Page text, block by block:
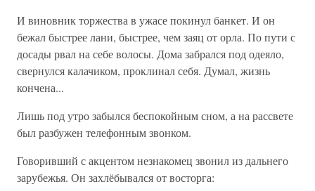
И виновник торжества в ужасе покинул банкет. И он
бежал быстрее лани, быстрее, чем заяц от орла. По пути с
досады рвал на себе волосы. Дома забрался под одеяло,
свернулся калачиком, проклинал себя. Думал, жизнь
кончена...
Лишь под утро забылся беспокойным сном, а на рассвете
был разбужен телефонным звонком.
Говоривший с акцентом незнакомец звонил из дальнего
зарубежья. Он захлёбывался от восторга: